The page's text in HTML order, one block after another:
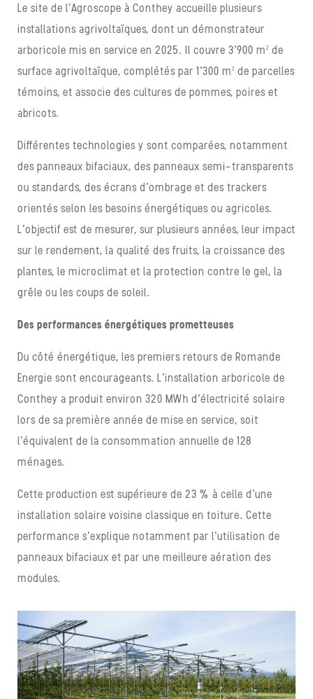
Le site de l’Agroscope à Conthey accueille plusieurs
installations agrivoltaïques, dont un démonstrateur
arboricole mis en service en 2025. Il couvre 3’900 m² de
surface agrivoltaïque, complétés par 1’300 m² de parcelles
témoins, et associe des cultures de pommes, poires et
abricots.
Différentes technologies y sont comparées, notamment
des panneaux bifaciaux, des panneaux semi-transparents
ou standards, des écrans d’ombrage et des trackers
orientés selon les besoins énergétiques ou agricoles.
L’objectif est de mesurer, sur plusieurs années, leur impact
sur le rendement, la qualité des fruits, la croissance des
plantes, le microclimat et la protection contre le gel, la
grêle ou les coups de soleil.
Des performances énergétiques prometteuses
Du côté énergétique, les premiers retours de Romande
Energie sont encourageants. L’installation arboricole de
Conthey a produit environ 320 MWh d’électricité solaire
lors de sa première année de mise en service, soit
l’équivalent de la consommation annuelle de 128
ménages.
Cette production est supérieure de 23 % à celle d’une
installation solaire voisine classique en toiture. Cette
performance s’explique notamment par l’utilisation de
panneaux bifaciaux et par une meilleure aération des
modules.